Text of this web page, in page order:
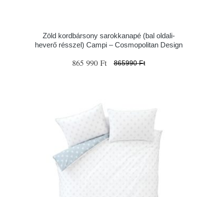
Zöld kordbársony sarokkanapé (bal oldali-
heverő résszel) Campi – Cosmopolitan Design
865 990 Ft 865990 Ft